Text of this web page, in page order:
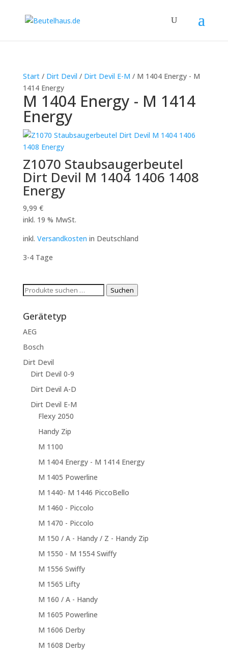
Start/ Dirt Devil / Dirt Devil E-M / M 1404 Energy - M
1414 Energy
M 1404 Energy - M 1414
Energy
Z1070 Staubsaugerbeutel
Dirt Devil M 1404 1406 1408
Energy
9,99 €
inkl. 19 % MwSt.
inkl. Versandkosten in Deutschland
3-4 Tage
Suchen
Suchen
Gerätetyp
AEG
Bosch
Dirt Devil
Dirt Devil 0-9
Dirt Devil A-D
Dirt Devil E-M
Flexy 2050
Handy Zip
M 1100
M 1404 Energy - M 1414 Energy
M 1405 Powerline
M 1440- M 1446 PiccoBello
M 1460 - Piccolo
M 1470 - Piccolo
M 150 / A - Handy / Z - Handy Zip
M 1550 - M 1554 Swiffy
M 1556 Swiffy
M 1565 Lifty
M 160 / A - Handy
M 1605 Powerline
M 1606 Derby
M 1608 Derby